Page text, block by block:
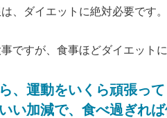
、ダイエットに絶対必要です。
ですが、食事ほどダイエット
、運動をいくら頑張って
い加減で、食べ過ぎれ